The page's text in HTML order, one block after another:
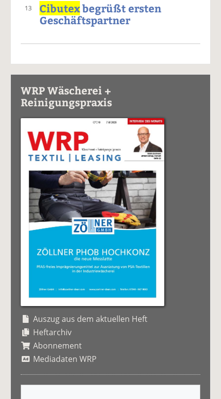
13 Cibutexbegrüßt ersten
Geschäftspartner
WRP Wäscherei +
Reinigungspraxis
Auszug aus dem aktuellen Heft
Heftarchiv
Abonnement
Mediadaten WRP